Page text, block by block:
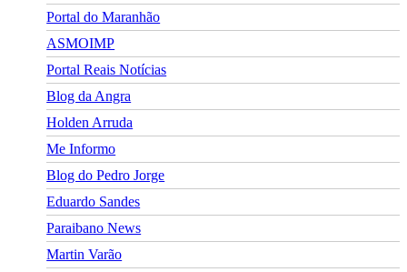
Portal do Maranhão
ASMOIMP
Portal Reais Notí­cias
Blog da Angra
Holden Arruda
Me Informo
Blog do Pedro Jorge
Eduardo Sandes
Paraibano News
Martin Varão